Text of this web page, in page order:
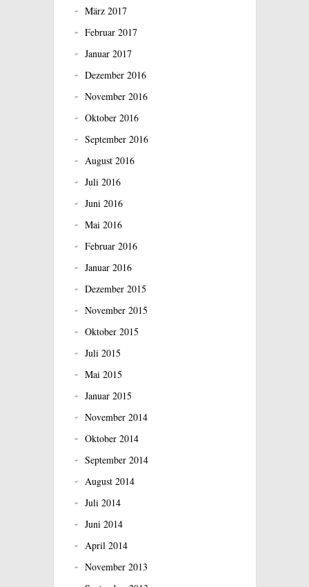
März 2017
Februar 2017
Januar 2017
Dezember 2016
November 2016
Oktober 2016
September 2016
August 2016
Juli 2016
Juni 2016
Mai 2016
Februar 2016
Januar 2016
Dezember 2015
November 2015
Oktober 2015
Juli 2015
Mai 2015
Januar 2015
November 2014
Oktober 2014
September 2014
August 2014
Juli 2014
Juni 2014
April 2014
November 2013